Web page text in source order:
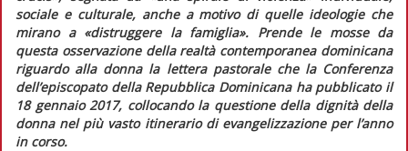
sociale e culturale, anche a motivo di quelle ideologie che
mirano a «distruggere la famiglia». Prende le mosse da
questa osservazione della realtà contemporanea dominicana
riguardo alla donna la lettera pastorale che la Conferenza
dell’episcopato della Repubblica Dominicana ha pubblicato il
18 gennaio 2017, collocando la questione della dignità della
donna nel più vasto itinerario di evangelizzazione per l’anno
in corso.